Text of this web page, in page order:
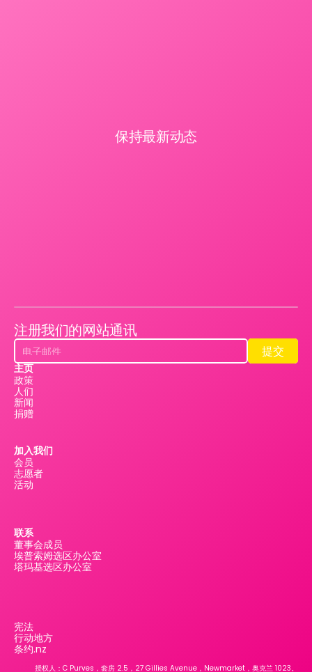
保持最新动态
注册我们的网站通讯
提交
提交
主页
政策
人们
新闻
捐赠
加入我们
会员
志愿者
活动
联系
董事会成员
埃普索姆选区办公室
塔玛基选区办公室
宪法
行动地方
条约.nz
授权人：C Purves，套房 2.5，27 Gillies Avenue，Newmarket，奥克兰 1023。